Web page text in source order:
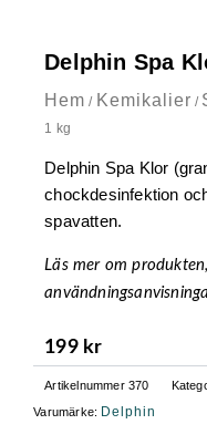
Delphin Spa
Hem / Kemikalier /
1 kg
Delphin Spa Klor
chockdesinfektion
spavatten.
Läs mer om
199 kr
Artikelnummer370
Varumärke: Delphin